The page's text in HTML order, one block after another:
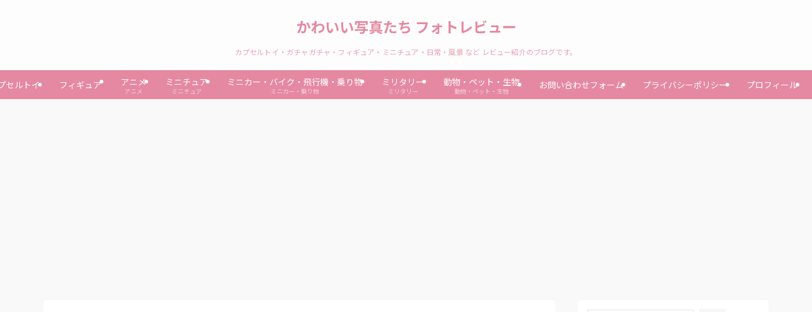
かわいい写真たち フォトレビュー
カプセルトイ・ガチャガチャ・フィギュア・ミニチュア・日常・風景 など レビュー紹介のブログです。
セルトイ フィギュア アニメ
アニメ
ミニチュア
ミニチュア
ミニカー・バイク・飛行機・乗り物
ミニカー・乗り物
ミリタリー
ミリタリー
動物・ペット・生物
動物・ペット・生物
お問い合わせフォーム プライバシーポリシー プロフィール